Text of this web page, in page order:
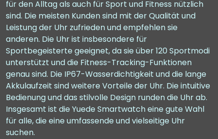
für den Alltag als auch für Sport und Fitness nützlich
sind. Die meisten Kunden sind mit der Qualität und
Leistung der Uhr zufrieden und empfehlen sie
anderen. Die Uhr ist insbesondere für
Sportbegeisterte geeignet, da sie über 120 Sportmodi
unterstützt und die Fitness-Tracking-Funktionen
genau sind. Die IP67-Wasserdichtigkeit und die lange
Akkulaufzeit sind weitere Vorteile der Uhr. Die intuitive
Bedienung und das stilvolle Design runden die Uhr ab.
Insgesamt ist die Yuede Smartwatch eine gute Wahl
für alle, die eine umfassende und vielseitige Uhr
suchen.